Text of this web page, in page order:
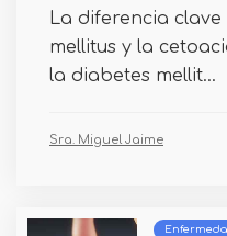
La diferencia
mellitus y la
la diabetes mellit...
Sra. Miguel Jaime